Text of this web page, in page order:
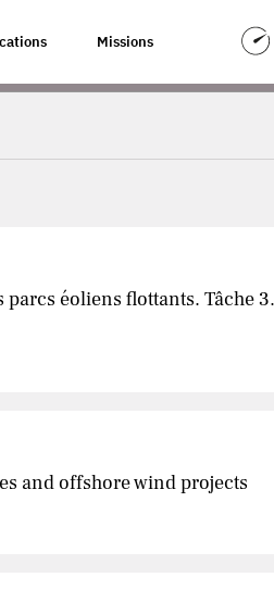
Missions
éoliens flottants. Tâche
and offshore wind projects